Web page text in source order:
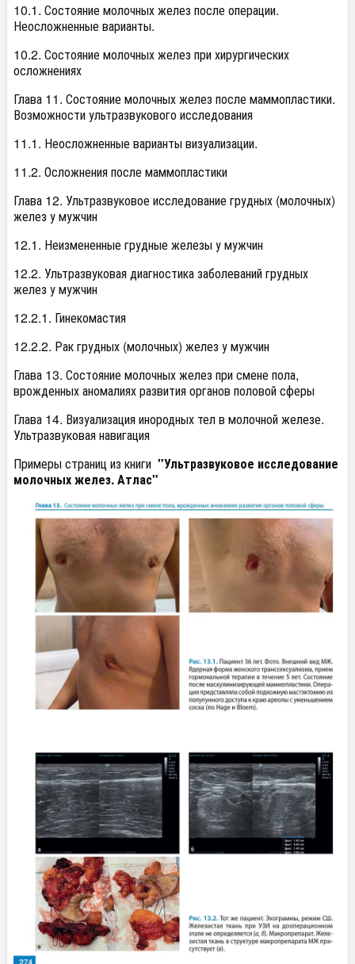
10.1. Состояние молочных желез после операции.
Неосложненные варианты.
10.2. Состояние молочных желез при хирургических
осложнениях
Глава 11. Состояние молочных желез после маммопластики.
Возможности ультразвукового исследования
11.1. Неосложненные варианты визуализации.
11.2. Осложнения после маммопластики
Глава 12. Ультразвуковое исследование грудных (молочных)
желез у мужчин
12.1. Неизмененные грудные железы у мужчин
12.2. Ультразвуковая диагностика заболеваний грудных
желез у мужчин
12.2.1. Гинекомастия
12.2.2. Рак грудных (молочных) желез у мужчин
Глава 13. Состояние молочных желез при смене пола,
врожденных аномалиях развития органов половой сферы
Глава 14. Визуализация инородных тел в молочной железе.
Ультразвуковая навигация
Примеры страниц из книги "Ультразвуковое исследование
молочных желез. Атлас"